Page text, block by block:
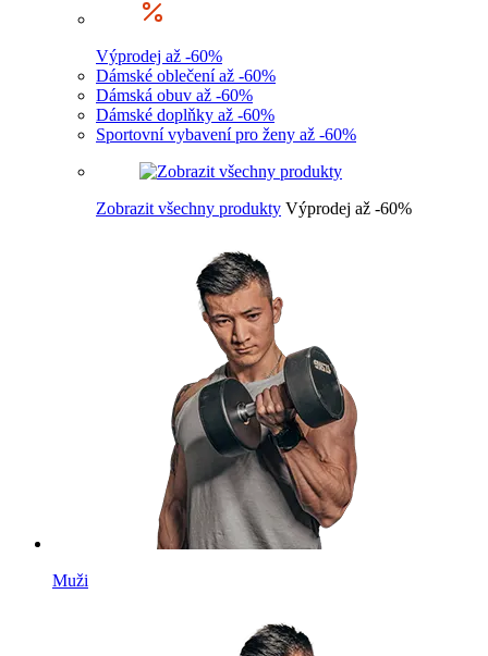
Výprodej až -60%
Dámské oblečení až -60%
Dámská obuv až -60%
Dámské doplňky až -60%
Sportovní vybavení pro ženy až -60%
Zobrazit všechny produkty Výprodej až -60%
Muži